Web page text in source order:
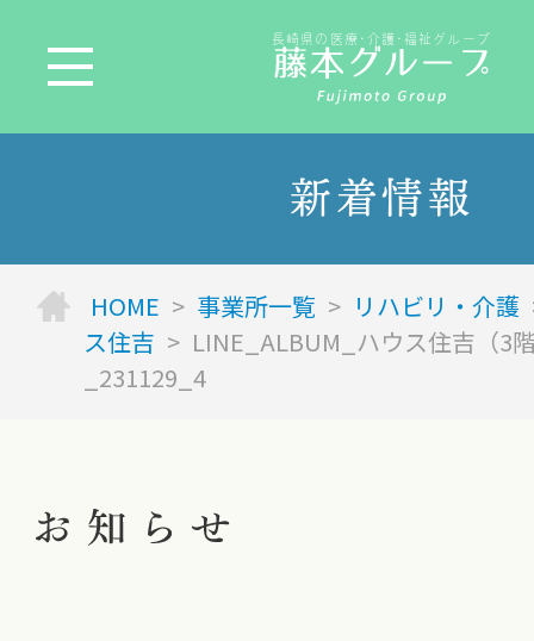
長崎県の医療･介護･福祉グループ
新着情報
HOME > 事業所一覧 > リハビリ・介護
ス住吉 > LINE_ALBUM_ハウス住吉（3
_231129_4